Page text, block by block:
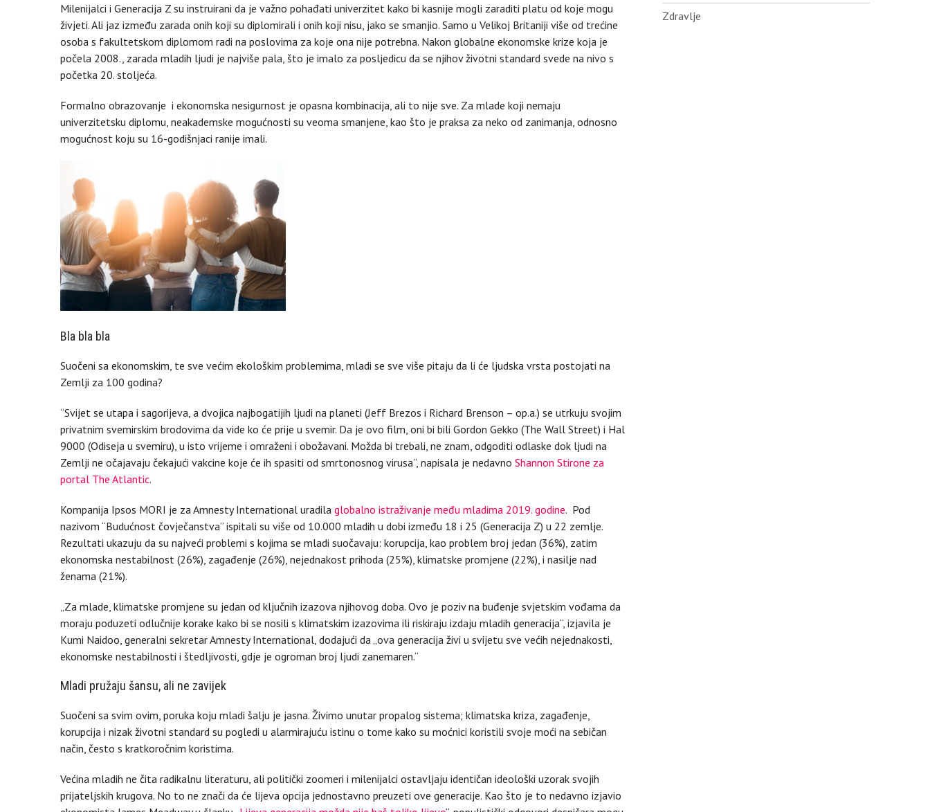
Milenijalci i Generacija Z su instruirani da je važno pohađati univerzitet kako bi kasnije mogli zaraditi platu od koje mogu
živjeti. Ali jaz između zarada onih koji su diplomirali i onih koji nisu, jako se smanjio. Samo u Velikoj Britaniji više od trećine
osoba s fakultetskom diplomom radi na poslovima za koje ona nije potrebna. Nakon globalne ekonomske krize koja je
počela 2008., zarada mladih ljudi je najviše pala, što je imalo za posljedicu da se njihov životni standard svede na nivo s
početka 20. stoljeća.
Formalno obrazovanje i ekonomska nesigurnost je opasna kombinacija, ali to nije sve. Za mlade koji nemaju
univerzitetsku diplomu, neakademske mogućnosti su veoma smanjene, kao što je praksa za neko od zanimanja, odnosno
mogućnost koju su 16-godišnjaci ranije imali.
Bla bla bla
Suočeni sa ekonomskim, te sve većim ekološkim problemima, mladi se sve više pitaju da li će ljudska vrsta postojati na
Zemlji za 100 godina?
“Svijet se utapa i sagorijeva, a dvojica najbogatijih ljudi na planeti (Jeff Brezos i Richard Brenson – op.a.) se utrkuju svojim
privatnim svemirskim brodovima da vide ko će prije u svemir. Da je ovo film, oni bi bili Gordon Gekko (The Wall Street) i Hal
9000 (Odiseja u svemiru), u isto vrijeme i omraženi i obožavani. Možda bi trebali, ne znam, odgoditi odlaske dok ljudi na
Zemlji ne očajavaju čekajući vakcine koje će ih spasiti od smrtonosnog virusa”, napisala je nedavno Shannon Stirone za
portal The Atlantic.
Kompanija Ipsos MORI je za Amnesty International uradila globalno istraživanje među mladima 2019. godine. Pod
nazivom “Budućnost čovječanstva” ispitali su više od 10.000 mladih u dobi između 18 i 25 (Generacija Z) u 22 zemlje.
Rezultati ukazuju da su najveći problemi s kojima se mladi suočavaju: korupcija, kao problem broj jedan (36%), zatim
ekonomska nestabilnost (26%), zagađenje (26%), nejednakost prihoda (25%), klimatske promjene (22%), i nasilje nad
ženama (21%).
„Za mlade, klimatske promjene su jedan od ključnih izazova njihovog doba. Ovo je poziv na buđenje svjetskim vođama da
moraju poduzeti odlučnije korake kako bi se nosili s klimatskim izazovima ili riskiraju izdaju mladih generacija“, izjavila je
Kumi Naidoo, generalni sekretar Amnesty International, dodajući da „ova generacija živi u svijetu sve većih nejednakosti,
ekonomske nestabilnosti i štedljivosti, gdje je ogroman broj ljudi zanemaren.“
Mladi pružaju šansu, ali ne zavijek
Suočeni sa svim ovim, poruka koju mladi šalju je jasna. Živimo unutar propalog sistema; klimatska kriza, zagađenje,
korupcija i nizak životni standard su pogledi u alarmirajuću istinu o tome kako su moćnici koristili svoje moći na sebičan
način, često s kratkoročnim koristima.
Većina mladih ne čita radikalnu literaturu, ali politički zoomeri i milenijalci ostavljaju identičan ideološki uzorak svojih
prijateljskih krugova. No to ne znači da će lijeva opcija jednostavno preuzeti ove generacije. Kao što je to nedavno izjavio
Zdravlje